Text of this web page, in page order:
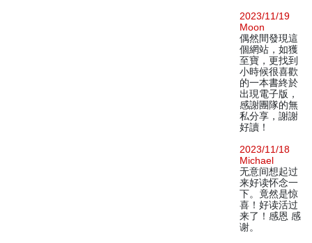
2023/11/19
Moon
偶然間發現這
個網站，如獲
至寶，更找到
小時候很喜歡
的一本書終於
出現電子版，
感謝團隊的無
私分享，謝謝
好讀！
2023/11/18
Michael
无意间想起过
来好读怀念一
下。竟然是惊
喜！好读活过
来了！感恩 感
谢。